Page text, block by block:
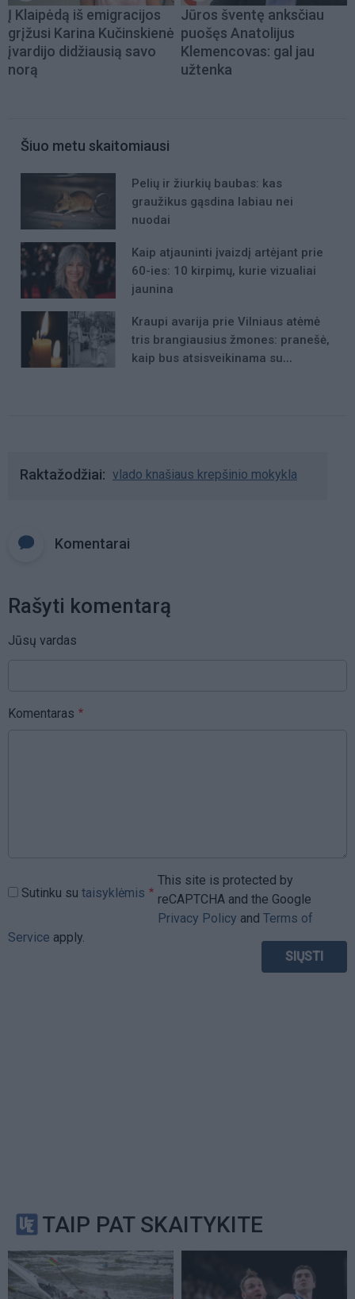
Į Klaipėdą iš emigracijos
grįžusi Karina Kučinskienė
įvardijo didžiausią savo
norą
Jūros šventę anksčiau
puošęs Anatolijus
Klemencovas: gal jau
užtenka
Šiuo metu skaitomiausi
Pelių ir žiurkių baubas: kas
graužikus gąsdina labiau nei
nuodai
Kaip atjauninti įvaizdį artėjant prie
60-ies: 10 kirpimų, kurie vizualiai
jaunina
Kraupi avarija prie Vilniaus atėmė
tris brangiausius žmones: pranešė,
kaip bus atsisveikinama su
Raktažodžiai vlado knašiaus krepšinio mokykla
Komentarai
Rašyti komentarą
Jūsų vardas
Komentaras
Sutinku su taisyklėmis
This site is protected by
reCAPTCHA and the Google
Privacy Policy and Terms of
Service apply.
TAIP PAT SKAITYKITE